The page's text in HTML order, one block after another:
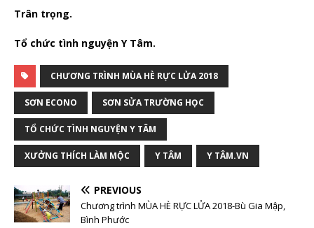
Trân trọng.
Tổ chức tình nguyện Y Tâm.
CHƯƠNG TRÌNH MÙA HÈ RỰC LỬA 2018
SƠN ECONO SƠN SỬA TRƯỜNG HỌC
TỔ CHỨC TÌNH NGUYỆN Y TÂM
XƯỞNG THÍCH LÀM MỘC Y TÂM Y TÂM.VN
PREVIOUS
Chương trình MÙA HÈ RỰC LỬA 2018-Bù Gia Mập,
Bình Phước